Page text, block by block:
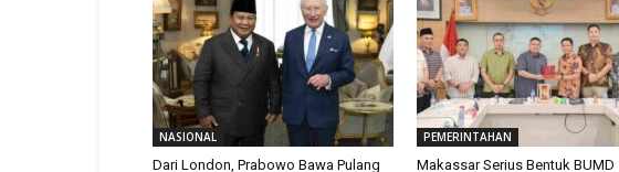
NASIONAL
Dari London, Prabowo Bawa Pulang
PEMERINTAHAN
Makassar Serius Bentuk BUMD